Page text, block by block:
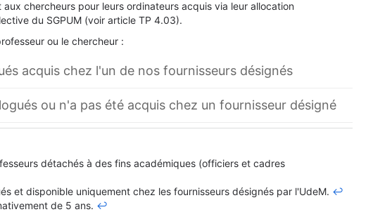
aux chercheurs pour leurs ordinateurs acquis via leur allocation
du SGPUM (voir article TP 4.03).
ou le chercheur :
acquis chez l'un de nos fournisseurs désignés
ou n'a pas été acquis chez un fournisseur désigné
détachés à des fins académiques (officiers et cadres
et disponible uniquement chez les fournisseurs désignés par l'UdeM. ↩
de 5 ans. ↩